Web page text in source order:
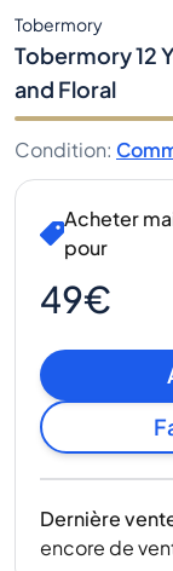
Tobermory
Tobermory 12
and Floral
Condition:
Acheter
pour
49€
Dernière
encore de